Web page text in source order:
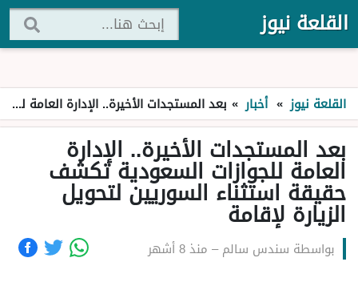
القلعة نيوز
القلعة نيوز » أخبار » بعد المستجدات الأخيرة.. الإدارة العامة للجوازات السعودية تكشف حقيقة استثناء السوريين لتحويل الزيارة لإقامة
بعد المستجدات الأخيرة.. الإدارة
العامة للجوازات السعودية تكشف
حقيقة استثناء السوريين لتحويل
الزيارة لإقامة
بواسطة سندس سالم– منذ 8 أشهر